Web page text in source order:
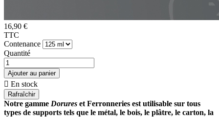
16,90 €
TTC
Contenance
Quantité
Ajouter au panier
 En stock
Notre gamme Dorures et Ferronneries est utilisable sur tous
types de supports tels que le métal, le bois, le plâtre, le carton, la